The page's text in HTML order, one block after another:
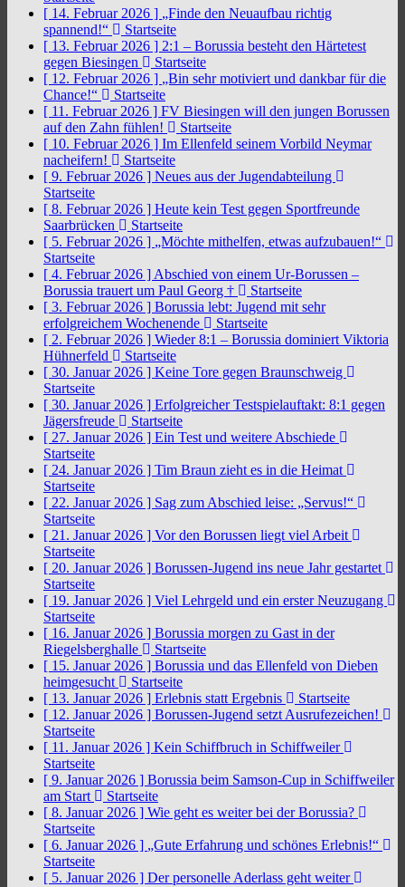
[ 14. Februar 2026 ] „Finde den Neuaufbau richtig
spannend!“
Startseite
[ 13. Februar 2026 ] 2:1 – Borussia besteht den Härtetest
gegen Biesingen
Startseite
[ 12. Februar 2026 ] „Bin sehr motiviert und dankbar für die
Chance!“
Startseite
[ 11. Februar 2026 ] FV Biesingen will den jungen Borussen
auf den Zahn fühlen!
Startseite
[ 10. Februar 2026 ] Im Ellenfeld seinem Vorbild Neymar
nacheifern!
Startseite
[ 9. Februar 2026 ] Neues aus der Jugendabteilung
Startseite
[ 8. Februar 2026 ] Heute kein Test gegen Sportfreunde
Saarbrücken
Startseite
[ 5. Februar 2026 ] „Möchte mithelfen, etwas aufzubauen!“
Startseite
[ 4. Februar 2026 ] Abschied von einem Ur-Borussen –
Borussia trauert um Paul Georg †
Startseite
[ 3. Februar 2026 ] Borussia lebt: Jugend mit sehr
erfolgreichem Wochenende
Startseite
[ 2. Februar 2026 ] Wieder 8:1 – Borussia dominiert Viktoria
Hühnerfeld
Startseite
[ 30. Januar 2026 ] Keine Tore gegen Braunschweig
Startseite
[ 30. Januar 2026 ] Erfolgreicher Testspielauftakt: 8:1 gegen
Jägersfreude
Startseite
[ 27. Januar 2026 ] Ein Test und weitere Abschiede
Startseite
[ 24. Januar 2026 ] Tim Braun zieht es in die Heimat
Startseite
[ 22. Januar 2026 ] Sag zum Abschied leise: „Servus!“
Startseite
[ 21. Januar 2026 ] Vor den Borussen liegt viel Arbeit
Startseite
[ 20. Januar 2026 ] Borussen-Jugend ins neue Jahr gestartet
Startseite
[ 19. Januar 2026 ] Viel Lehrgeld und ein erster Neuzugang
Startseite
[ 16. Januar 2026 ] Borussia morgen zu Gast in der
Riegelsberghalle
Startseite
[ 15. Januar 2026 ] Borussia und das Ellenfeld von Dieben
heimgesucht
Startseite
[ 13. Januar 2026 ] Erlebnis statt Ergebnis
Startseite
[ 12. Januar 2026 ] Borussen-Jugend setzt Ausrufezeichen!
Startseite
[ 11. Januar 2026 ] Kein Schiffbruch in Schiffweiler
Startseite
[ 9. Januar 2026 ] Borussia beim Samson-Cup in Schiffweiler
am Start
Startseite
[ 8. Januar 2026 ] Wie geht es weiter bei der Borussia?
Startseite
[ 6. Januar 2026 ] „Gute Erfahrung und schönes Erlebnis!“
Startseite
[ 5. Januar 2026 ] Der personelle Aderlass geht weiter